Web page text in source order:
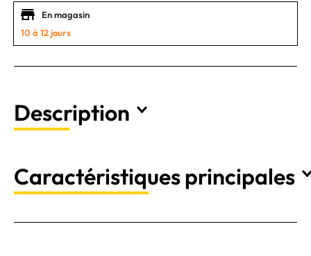
En magasin
10 à 12 jours
Description
Caractéristiques principales